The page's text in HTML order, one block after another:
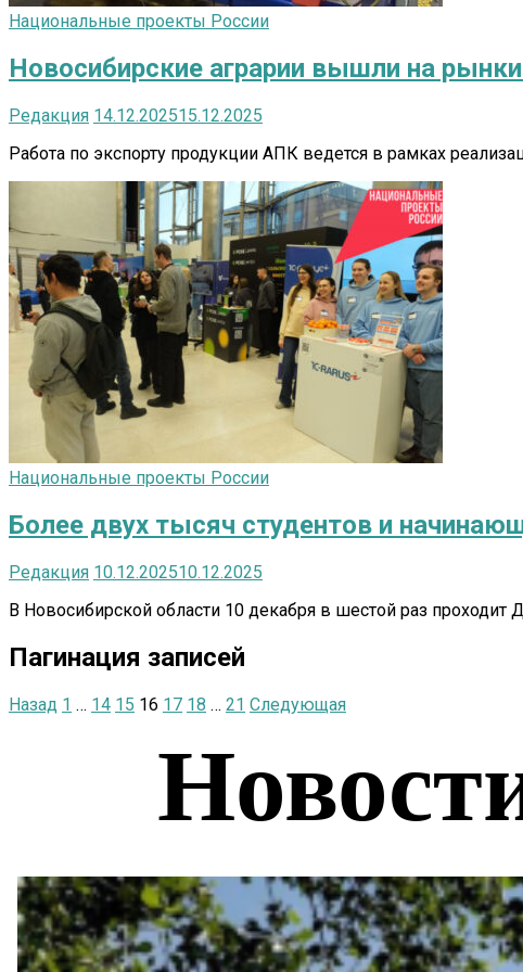
Национальные проекты России
Новосибирские аграрии вышли на
Редакция 14.12.202515.12.2025
Работа по экспорту продукции АПК ведется в рамках
Национальные проекты России
Более двух тысяч студентов и
Редакция 10.12.202510.12.2025
В Новосибирской области 10 декабря в шестой раз
Пагинация записей
Назад 1 … 14 15 16 17 18 … 21 Следующая